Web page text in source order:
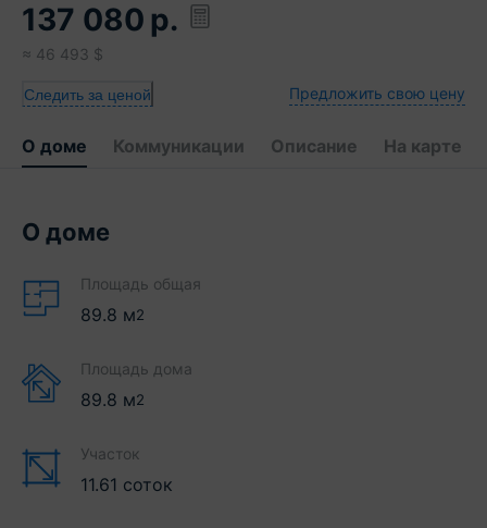
137 080 р.
≈ 46 493 $
Следить за ценой Предложить свою цену
О доме Коммуникации Описание На карте
О доме
Площадь общая
89.8 м2
Площадь дома
89.8 м2
Участок
11.61 соток